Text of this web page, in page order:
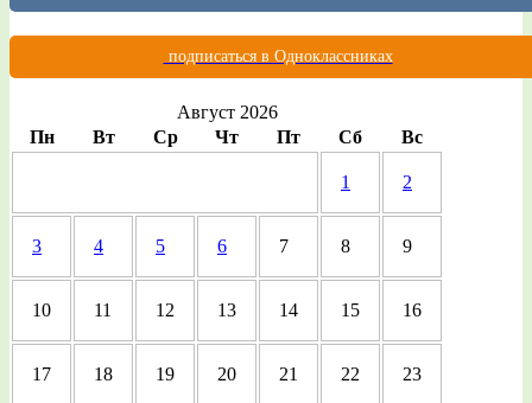
подписаться в Одноклассниках
Август 2026
Пн
Вт Ср Чт Пт Сб Вс
1 2
3 4 5 6 7 8 9
10 11 12 13 14 15 16
17 18 19 20 21 22 23